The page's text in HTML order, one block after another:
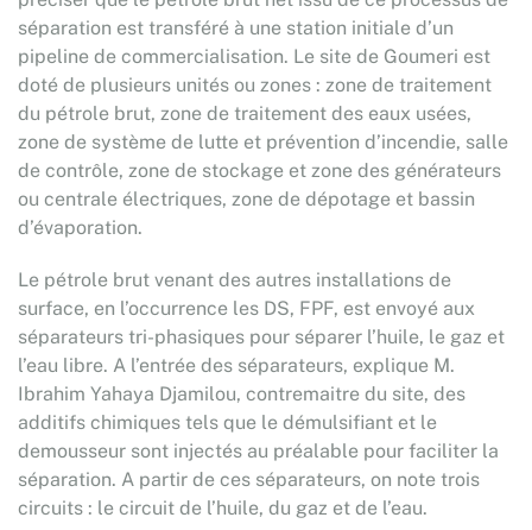
séparation est transféré à une station initiale d’un
pipeline de commercialisation. Le site de Goumeri est
doté de plusieurs unités ou zones : zone de traitement
du pétrole brut, zone de traitement des eaux usées,
zone de système de lutte et prévention d’incendie, salle
de contrôle, zone de stockage et zone des générateurs
ou centrale électriques, zone de dépotage et bassin
d’évaporation.
Le pétrole brut venant des autres installations de
surface, en l’occurrence les DS, FPF, est envoyé aux
séparateurs tri-phasiques pour séparer l’huile, le gaz et
l’eau libre. A l’entrée des séparateurs, explique M.
Ibrahim Yahaya Djamilou, contremaitre du site, des
additifs chimiques tels que le démulsifiant et le
demousseur sont injectés au préalable pour faciliter la
séparation. A partir de ces séparateurs, on note trois
circuits : le circuit de l’huile, du gaz et de l’eau.